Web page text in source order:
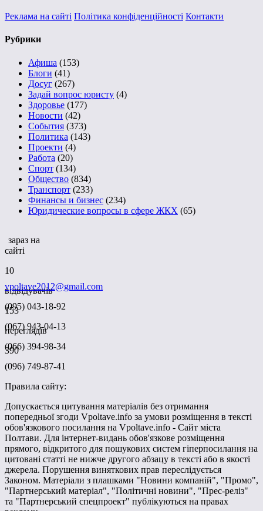
Реклама на сайті Політика конфіденційності Контакти
Рубрики
Афиша (153)
Блоги (41)
Досуг (267)
Задай вопрос юристу (4)
Здоровье (177)
Новости (42)
События (373)
Политика (143)
Проекти (4)
Работа (20)
Спорт (134)
Общество (834)
Транспорт (233)
Финансы и бизнес (234)
Юридические вопросы в сфере ЖКХ (65)
зараз на
сайті
10
відвідувачів
153
переглядів
390
vpoltave2012@gmail.com
(095) 043-18-92
(067) 943-04-13
(066) 394-98-34
(096) 749-87-41
Правила сайту:
Допускається цитування матеріалів без отримання
попередньої згоди Vpoltave.info за умови розміщення в тексті
обов'язкового посилання на Vpoltave.info - Сайт міста
Полтави. Для інтернет-видань обов'язкове розміщення
прямого, відкритого для пошукових систем гіперпосилання на
цитовані статті не нижче другого абзацу в тексті або в якості
джерела. Порушення виняткових прав переслідується
Законом. Матеріали з плашками "Новини компаній", "Промо",
"Партнерський матеріал", "Політичні новини", "Прес-реліз"
та "Партнерський спецпроект" публікуються на правах